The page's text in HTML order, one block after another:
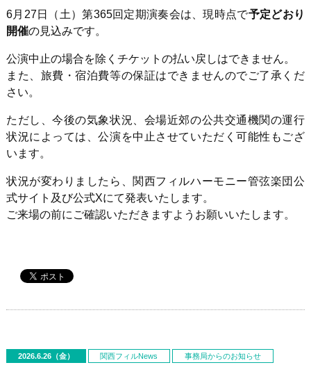
6月 27 日（土）第365回定期演奏会は、現時点で予定どおり
開催の見込みです。
公演中止の場合を除くチケットの払い戻しはできません。
また、旅費・宿泊費等の保証はできませんのでご了承くだ
さい。
ただし、今後の気象状況、会場近郊の公共交通機関の運行
状況によっては、公演を中止させていただく可能性もござ
います。
状況が変わりましたら、関西フィルハーモニー管弦楽団公
式サイト及び公式Xにて発表いたします。
ご来場の前にご確認いただきますようお願いいたします。
2026.6.26（金） 関西フィルNews 事務局からのお知らせ